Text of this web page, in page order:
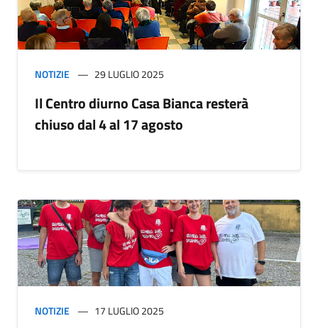
NOTIZIE 29 LUGLIO 2025
Il Centro diurno Casa Bianca resterà
chiuso dal 4 al 17 agosto
NOTIZIE 17 LUGLIO 2025